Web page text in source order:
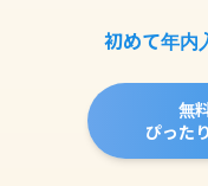
初めて年内
無
ぴった